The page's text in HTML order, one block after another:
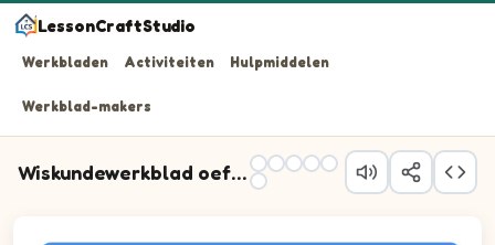
LessonCraftStudio
Werkbladen Activiteiten Hulpmiddelen
Werkblad-makers
Wiskundewerkblad oefenen